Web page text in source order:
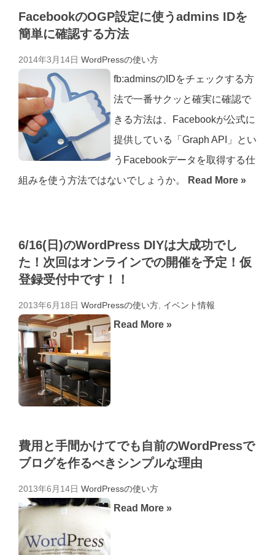
FacebookのOGP設定に使うadmins IDを
簡単に確認する方法
2014年3月14日 WordPressの使い方
fb:adminsのIDをチェックする方
法で一番サクッと確実に確認で
きる方法は、Facebookが公式に
提供している「Graph API」とい
うFacebookデータを取得する仕
組みを使う方法ではないでしょうか。
Read More »
6/16(日)のWordPress DIYは大成功でし
た！次回はオンラインでの開催を予定！仮
登録受付中です！！
2013年6月18日 WordPressの使い方 イベント情報
Read More »
費用と手間かけてでも自前のWordPressで
ブログを作るべきシンプルな理由
2013年6月14日 WordPressの使い方
Read More »